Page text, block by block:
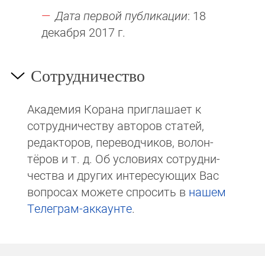
Дата первой публикации: 18
декабря 2017 г.
Сотрудничество
Академия Корана при­гла­ша­ет к
сотруд­ни­чест­ву авторов статей,
редакто­ров, пере­вод­чи­ков, волон­
тёров и т. д. Об ус­ло­виях сотрудни­
чест­ва и других интере­сую­щих Вас
вопросах мо­же­те спросить в на­шем
Те­ле­грам-ак­каунте.